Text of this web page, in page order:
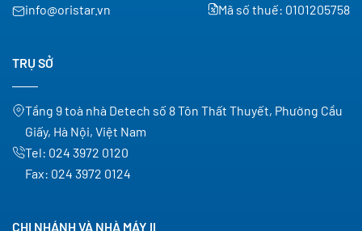
info@oristar.vn
Mã số thuế: 0101205758
TRỤ SỞ
Tầng 9 toà nhà Detech số 8 Tôn Thất Thuyết, Phường Cầu
Giấy, Hà Nội, Việt Nam
Tel: 024 3972 0120
Fax: 024 3972 0124
CHI NHÁNH VÀ NHÀ MÁY II